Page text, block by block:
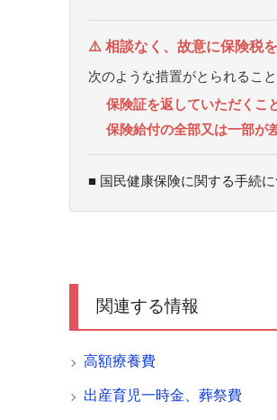
⚠️ 相談なく、故意に保険税
次のような措置がとられるこ
保険証を返していただくこ
保険給付の全部又は一部が
■ 国民健康保険に関する手続に
関連する情報
高額療養費
出産育児一時金、葬祭費